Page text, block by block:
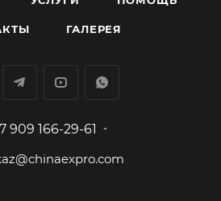
ГАЛЕРЕЯ
909 166-29-61